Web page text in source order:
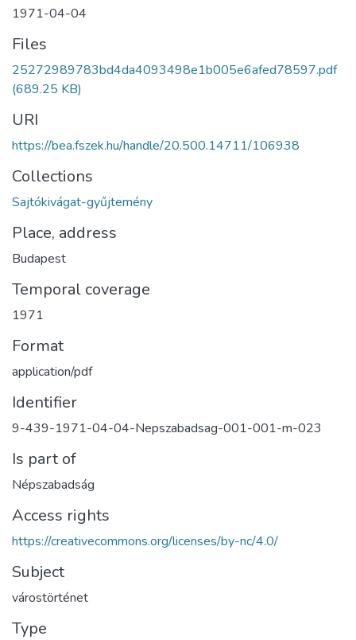
1971-04-04
Files
25272989783bd4da4093498e1b005e6afed78597.pdf
(689.25 KB)
URI
https://bea.fszek.hu/handle/20.500.14711/106938
Collections
Sajtókivágat-gyűjtemény
Place, address
Budapest
Temporal coverage
1971
Format
application/pdf
Identifier
9-439-1971-04-04-Nepszabadsag-001-001-m-023
Is part of
Népszabadság
Access rights
https://creativecommons.org/licenses/by-nc/4.0/
Subject
várostörténet
Type